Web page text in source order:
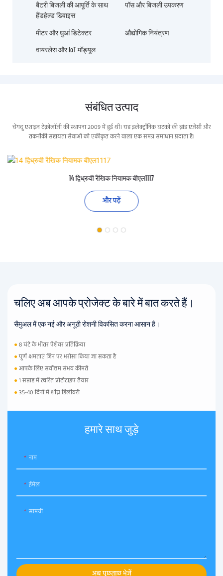
बैटरी बिजली की आपूर्ति के साथ
हैंडहेल्ड डिवाइस
पॉस और बिजली उपकरण
मीटर और धुआं डिटेक्टर औद्योगिक नियंत्रण
वायरलेस और IoT मॉड्यूल
संबंधित उत्पाद
चेंगदू एशाइन टेक्नोलॉजी की स्थापना 2009 में हुई थी। यह इलेक्ट्रॉनिक घटकों की ब्रांड एजेंसी और
तकनीकी सहायता सेवाओं को एकीकृत करने वाला एक समग्र समाधान प्रदाता है।
14 द्विध्रुवी रैखिक नियामक बीएल1117
और पढ़ें
चलिए अब आपके प्रोजेक्ट के बारे में बात करते हैं।
सैमुअल में एक नई और अनूठी रोशनी विकसित करना आसान है।
●8 घंटे के भीतर पेशेवर प्रतिक्रिया
●पूर्ण क्षमताएं जिन पर भरोसा किया जा सकता है
●आपके लिए सर्वोत्तम संभव कीमतें
●1 सप्ताह में त्वरित प्रोटोटाइप तैयार
●35-40 दिनों में शीघ्र डिलीवरी
हमारे साथ जुड़े
नाम
ईमेल
सामग्री